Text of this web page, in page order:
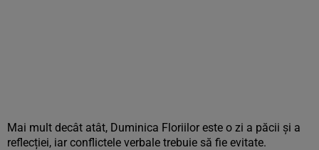
Mai mult decât atât, Duminica Floriilor este o zi a păcii și a
reflecției, iar conflictele verbale trebuie să fie evitate.